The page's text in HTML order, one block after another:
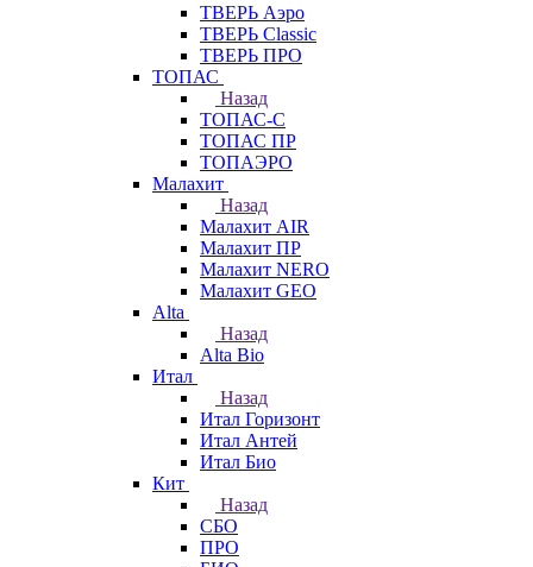
ТВЕРЬ Аэро
ТВЕРЬ Classic
ТВЕРЬ ПРО
ТОПАС
Назад
ТОПАС-С
ТОПАС ПР
ТОПАЭРО
Малахит
Назад
Малахит AIR
Малахит ПР
Малахит NERO
Малахит GEO
Alta
Назад
Alta Bio
Итал
Назад
Итал Горизонт
Итал Антей
Итал Био
Кит
Назад
СБО
ПРО